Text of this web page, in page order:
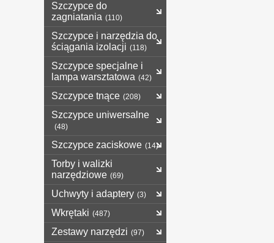
Szczypce do
zagniatania (110)
Szczypce i narzędzia do
ściągania izolacji (118)
Szczypce specjalne i
lampa warsztatowa (42)
Szczypce tnące (208)
Szczypce uniwersalne
(48)
Szczypce zaciskowe (14)
Torby i walizki
narzędziowe (69)
Uchwyty i adaptery (3)
Wkrętaki (487)
Zestawy narzędzi (97)